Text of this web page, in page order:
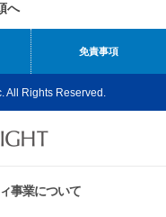
へ
免責事項
All Rights Reserved.
事業について